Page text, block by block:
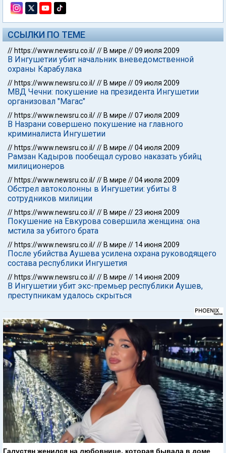
ССЫЛКИ ПО ТЕМЕ
// https://www.newsru.co.il/// В мире //09 июля 2009
В Ингушетии убит начальник вневедомственной
охраны Карабулака
// https://www.newsru.co.il/// В мире //09 июля 2009
МВД Чечни: покушение на президента Ингушетии
организовал "Магас"
// https://www.newsru.co.il/// В мире //07 июля 2009
В Назрани совершено покушение на главного
криминалиста Ингушетии
// https://www.newsru.co.il/// В мире //04 июля 2009
Рамзан Кадыров пообещал сурово наказать убийц
милиционеров
// https://www.newsru.co.il/// В мире //04 июля 2009
Обстрел автоколонны в Ингушетии: убиты 8
сотрудников милиции
// https://www.newsru.co.il/// В мире //23 июня 2009
Покушение на Евкурова совершила женщина: она
мстила за убитого брата
// https://www.newsru.co.il/// В мире // 14 июня 2009
После убийства Аушева усилена охрана руководящего
состава республики Ингушетия
// https://www.newsru.co.il/// В мире // 14 июня 2009
В Ингушетии убит экс-премьер республики Аушев,
преступникам удалось скрыться
Галустян женился на любовнице, которая бывала в доме